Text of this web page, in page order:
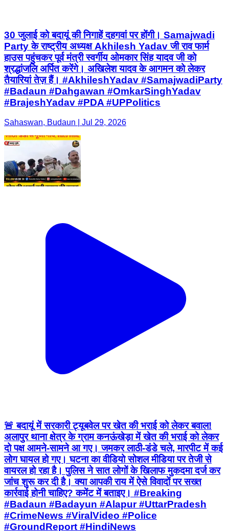
30 जुलाई को बदायूं की निगाहें दहगवां पर होंगी। Samajwadi
Party के राष्ट्रीय अध्यक्ष Akhilesh Yadav जी राव फार्म
हाउस पहुंचकर पूर्व मंत्री स्वर्गीय ओमकार सिंह यादव जी को
श्रद्धांजलि अर्पित करेंगे। अखिलेश यादव के आगमन को लेकर
तैयारियां तेज़ हैं। #AkhileshYadav #SamajwadiParty
#Badaun #Dahgawan #OmkarSinghYadav
#BrajeshYadav #PDA #UPPolitics
Sahaswan, Budaun | Jul 29, 2026
🚨 बदायूं में सरकारी ट्यूबवेल पर खेत की भराई को लेकर बवाल!
अलापुर थाना क्षेत्र के ग्राम कनऊंखेड़ा में खेत की भराई को लेकर
दो पक्ष आमने-सामने आ गए। जमकर लाठी-डंडे चले, मारपीट में कई
लोग घायल हो गए। घटना का वीडियो सोशल मीडिया पर तेजी से
वायरल हो रहा है। पुलिस ने सात लोगों के खिलाफ मुकदमा दर्ज कर
जांच शुरू कर दी है। क्या आपकी राय में ऐसे विवादों पर सख्त
कार्रवाई होनी चाहिए? कमेंट में बताइए। #Breaking
#Badaun #Badayun #Alapur #UttarPradesh
#CrimeNews #ViralVideo #Police
#GroundReport #HindiNews